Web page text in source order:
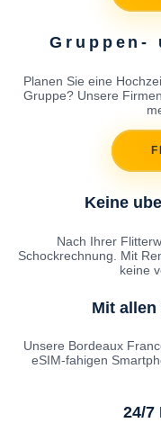
Gruppen-
Planen Sie eine
Gruppe? Unsere
Keine
Nach Ihrer
Schockrechnung. Mit
keine
Mit allen
Unsere Bordeaux
eSIM-fahigen
24/7